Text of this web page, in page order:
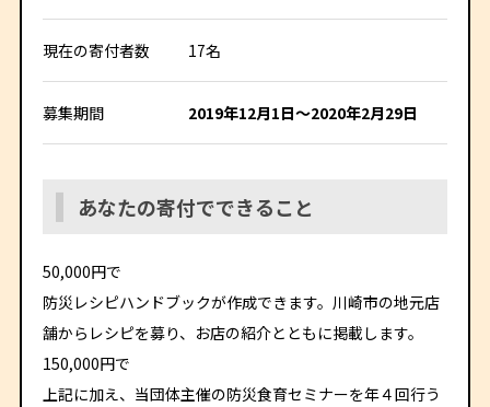
現在の寄付者数 17名
募集期間 2019年12月1日～2020年2月29日
あなたの寄付でできること
50,000円で
防災レシピハンドブックが作成できます。川崎市の地元店
舗からレシピを募り、お店の紹介とともに掲載します。
150,000円で
上記に加え、当団体主催の防災食育セミナーを年４回行う